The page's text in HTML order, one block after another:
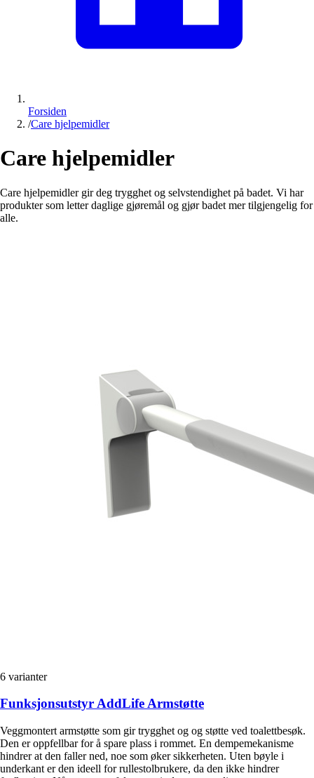
Forsiden
/Care hjelpemidler
Care hjelpemidler
Care hjelpemidler gir deg trygghet og selvstendighet på badet. Vi har
produkter som letter daglige gjøremål og gjør badet mer tilgjengelig for
alle.
6 varianter
Funksjonsutstyr AddLife Armstøtte
Veggmontert armstøtte som gir trygghet og og støtte ved toalettbesøk.
Den er oppfellbar for å spare plass i rommet. En dempemekanisme
hindrer at den faller ned, noe som øker sikkerheten. Uten bøyle i
underkant er den ideell for rullestolbrukere, da den ikke hindrer